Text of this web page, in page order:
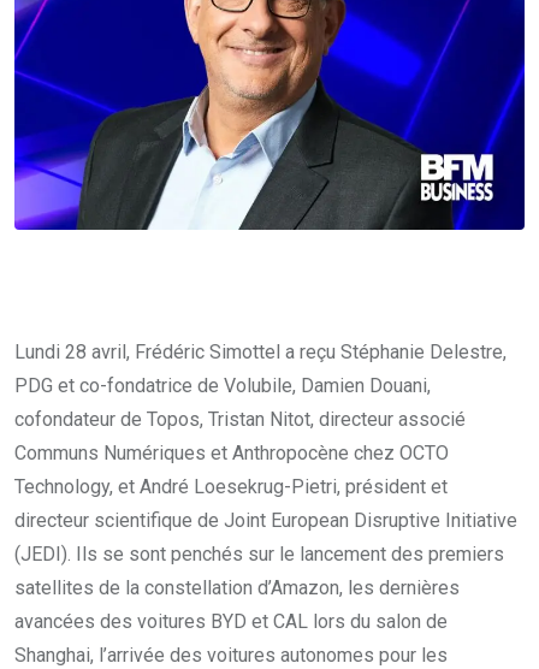
Lundi 28 avril, Frédéric Simottel a reçu Stéphanie Delestre,
PDG et co-fondatrice de Volubile, Damien Douani,
cofondateur de Topos, Tristan Nitot, directeur associé
Communs Numériques et Anthropocène chez OCTO
Technology, et André Loesekrug-Pietri, président et
directeur scientifique de Joint European Disruptive Initiative
(JEDI). Ils se sont penchés sur le lancement des premiers
satellites de la constellation d’Amazon, les dernières
avancées des voitures BYD et CAL lors du salon de
Shanghai, l’arrivée des voitures autonomes pour les